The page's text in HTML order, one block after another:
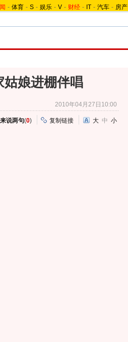
- 体育 - S - 娱乐 - V - 财经 - IT - 汽车 - 房产
娘进棚伴唱
2010年04月27日10:00
说两句(0) 复制链接 大 中 小